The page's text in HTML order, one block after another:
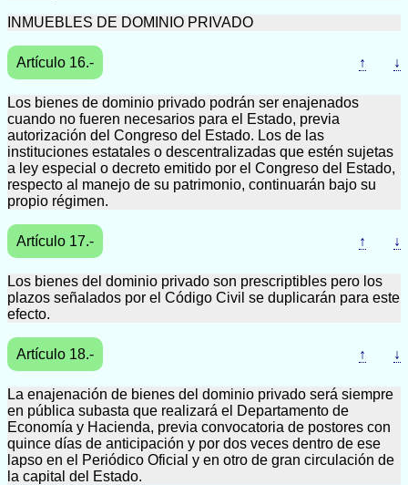
INMUEBLES DE DOMINIO PRIVADO
Artículo 16.- ↑ ↓
Los bienes de dominio privado podrán ser enajenados
cuando no fueren necesarios para el Estado, previa
autorización del Congreso del Estado. Los de las
instituciones estatales o descentralizadas que estén sujetas
a ley especial o decreto emitido por el Congreso del Estado,
respecto al manejo de su patrimonio, continuarán bajo su
propio régimen.
Artículo 17.- ↑ ↓
Los bienes del dominio privado son prescriptibles pero los
plazos señalados por el Código Civil se duplicarán para este
efecto.
Artículo 18.- ↑ ↓
La enajenación de bienes del dominio privado será siempre
en pública subasta que realizará el Departamento de
Economía y Hacienda, previa convocatoria de postores con
quince días de anticipación y por dos veces dentro de ese
lapso en el Periódico Oficial y en otro de gran circulación de
la capital del Estado.